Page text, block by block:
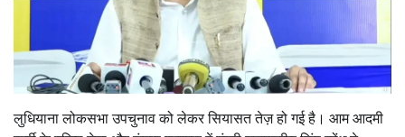
लुधियाना लोकसभा उपचुनाव को लेकर सियासत तेज़ हो गई है। आम आदमी